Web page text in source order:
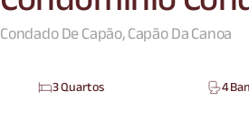
Condado De Capão, Capão Da Canoa
3 Quartos 4